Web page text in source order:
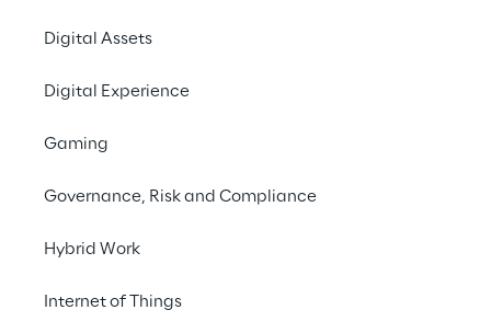
Digital Assets
Digital Experience
Gaming
Governance, Risk and Compliance
Hybrid Work
Internet of Things
Kontaktieren Sie uns
#Insurance
DIE HERAUSFORDERUNG